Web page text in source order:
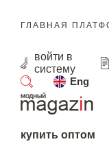
ГЛАВНАЯ
войти в
систему
Eng
поиск
купить оптом